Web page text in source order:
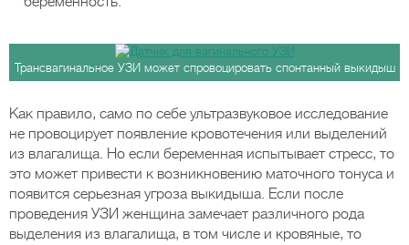
Трансвагинальное УЗИ может спровоцировать спонтанный выкидыш
Как правило, само по себе ультразвуковое исследование
не провоцирует появление кровотечения или выделений
из влагалища. Но если беременная испытывает стресс, то
это может привести к возникновению маточного тонуса и
появится серьезная угроза выкидыша. Если после
проведения УЗИ женщина замечает различного рода
выделения из влагалища, в том числе и кровяные, то